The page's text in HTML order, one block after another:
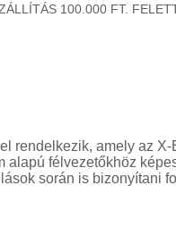
100.000 FT.
amely az
félvezetőkhöz
során is bizonyítani